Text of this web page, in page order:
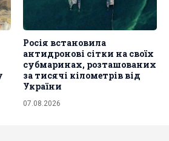
Росія встановила
антидронові сітки на своїх
субмаринах, розташованих
за тисячі кілометрів від
України
07.08.2026